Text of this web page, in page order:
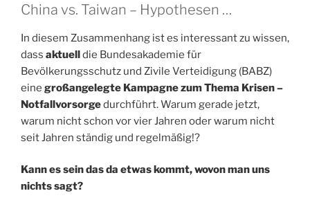
China vs. Taiwan – Hypothesen …
In diesem Zusammenhang ist es interessant zu wissen,
dass aktuelldie Bundesakademie für
Bevölkerungsschutz und Zivile Verteidigung (BABZ)
eine großangelegte Kampagnezum Thema Krisen –
Notfallvorsorgedurchführt. Warum gerade jetzt,
warum nicht schon vor vier Jahren oder warum nicht
seit Jahren ständig und regelmäßig!?
Kann es sein das da etwas kommt, wovon man uns
nichts sagt?